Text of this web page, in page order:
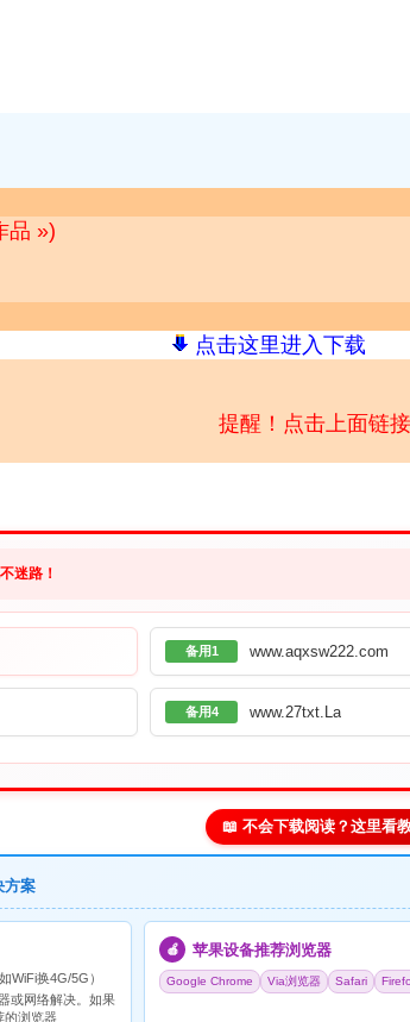
品 »)
点击这里进入下载
提醒！点击上面链
迷路！
备用1 www.aqxsw222.com
备用4 www.27txt.La
📖 不会下载阅读？这里看
方案
WiFi换4G/5G）
或网络解决。如果
的浏览器
🍎 苹果设备推荐浏览器
Google Chrome Via浏览器 Safari